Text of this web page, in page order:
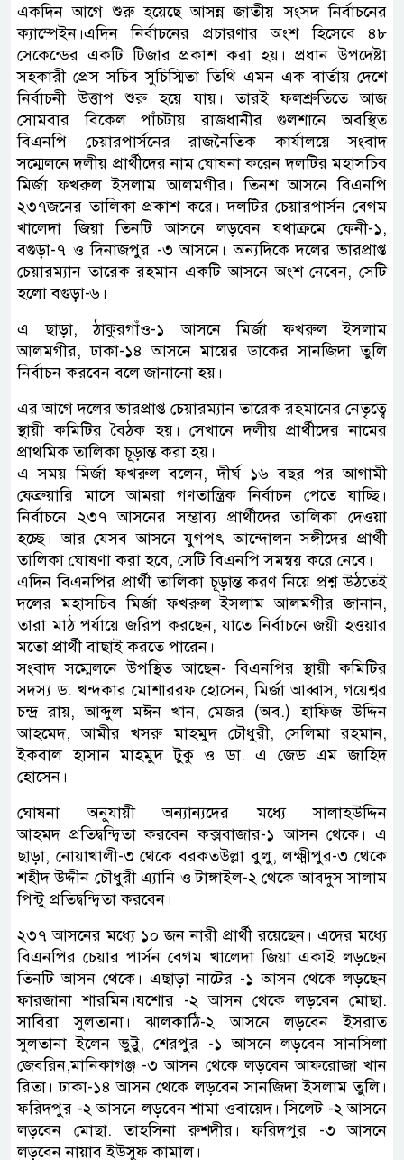
একদিন আগে শুরু হয়েছে আসন্ন জাতীয় সংসদ নির্বাচনের
ক্যাম্পেইন।এদিন নির্বাচনের প্রচারণার অংশ হিসেবে ৪৮
সেকেন্ডের একটি টিজার প্রকাশ করা হয়। প্রধান উপদেষ্টা
সহকারী প্রেস সচিব সুচিস্মিতা তিথি এমন এক বার্তায় দেশে
নির্বাচনী উত্তাপ শুরু হয়ে যায়। তারই ফলশ্রুতিতে আজ
সোমবার বিকেল পাঁচটায় রাজধানীর গুলশানে অবস্থিত
বিএনপি চেয়ারপার্সনের রাজনৈতিক কার্যালয়ে সংবাদ
সম্মেলনে দলীয় প্রার্থীদের নাম ঘোষনা করেন দলটির মহাসচিব
মির্জা ফখরুল ইসলাম আলমগীর। তিনশ আসনে বিএনপি
২৩৭জনের তালিকা প্রকাশ করে। দলটির চেয়ারপার্সন বেগম
খালেদা জিয়া তিনটি আসনে লড়বেন যথাক্রমে ফেনী-১,
বগুড়া-৭ ও দিনাজপুর -৩ আসনে। অন্যদিকে দলের ভারপ্রাপ্ত
চেয়ারম্যান তারেক রহমান একটি আসনে অংশ নেবেন, সেটি
হলো বগুড়া-৬।
এ ছাড়া, ঠাকুরগাঁও-১ আসনে মির্জা ফখরুল ইসলাম
আলমগীর, ঢাকা-১৪ আসনে মায়ের ডাকের সানজিদা তুলি
নির্বাচন করবেন বলে জানানো হয়।
এর আগে দলের ভারপ্রাপ্ত চেয়ারম্যান তারেক রহমানের নেতৃত্বে
স্থায়ী কমিটির বৈঠক হয়। সেখানে দলীয় প্রার্থীদের নামের
প্রাথমিক তালিকা চূড়ান্ত করা হয়।
এ সময় মির্জা ফখরুল বলেন, দীর্ঘ ১৬ বছর পর আগামী
ফেব্রুয়ারি মাসে আমরা গণতান্ত্রিক নির্বাচন পেতে যাচ্ছি।
নির্বাচনে ২৩৭ আসনের সম্ভাব্য প্রার্থীদের তালিকা দেওয়া
হচ্ছে। আর যেসব আসনে যুগপৎ আন্দোলন সঙ্গীদের প্রার্থী
তালিকা ঘোষণা করা হবে, সেটি বিএনপি সমন্বয় করে নেবে।
এদিন বিএনপির প্রার্থী তালিকা চূড়ান্ত করণ নিয়ে প্রশ্ন উঠতেই
দলের মহাসচিব মির্জা ফখরুল ইসলাম আলমগীর জানান,
তারা মাঠ পর্যায়ে জরিপ করছেন, যাতে নির্বাচনে জয়ী হওয়ার
মতো প্রার্থী বাছাই করতে পারেন।
সংবাদ সম্মেলনে উপস্থিত আছেন- বিএনপির স্থায়ী কমিটির
সদস্য ড. খন্দকার মোশাররফ হোসেন, মির্জা আব্বাস, গয়েশ্বর
চন্দ্র রায়, আব্দুল মঈন খান, মেজর (অব.) হাফিজ উদ্দিন
আহমেদ, আমীর খসরু মাহমুদ চৌধুরী, সেলিমা রহমান,
ইকবাল হাসান মাহমুদ টুকু ও ডা. এ জেড এম জাহিদ
হোসেন।
ঘোষনা অনুযায়ী অন্যান্যদের মধ্যে সালাহউদ্দিন
আহমদ প্রতিদ্বন্দ্বিতা করবেন কক্সবাজার-১ আসন থেকে। এ
ছাড়া, নোয়াখালী-৩ থেকে বরকতউল্লা বুলু, লক্ষ্মীপুর-৩ থেকে
শহীদ উদ্দীন চৌধুরী এ্যানি ও টাঙ্গাইল-২ থেকে আবদুস সালাম
পিন্টু প্রতিদ্বন্দ্বিতা করবেন।
২৩৭ আসনের মধ্যে ১০ জন নারী প্রার্থী রয়েছেন। এদের মধ্যে
বিএনপির চেয়ার পার্সন বেগম খালেদা জিয়া একাই লড়ছেন
তিনটি আসন থেকে। এছাড়া নাটের -১ আসন থেকে লড়ছেন
ফারজানা শারমিন।যশোর -২ আসন থেকে লড়বেন মোছা.
সাবিরা সুলতানা। ঝালকাঠি-২ আসনে লড়বেন ইসরাত
সুলতানা ইলেন ভুট্টু, শেরপুর -১ আসনে লড়বেন ‍সানসিলা
জেবরিন,মানিকাগঞ্জ -৩ আসন থেকে লড়বেন আফরোজা খান
রিতা। ঢাকা-১৪ আসন থেকে লড়বেন সানজিদা ইসলাম তুলি।
ফরিদপুর -২ আসনে লড়বেন শামা ওবায়েদ। সিলেট -২ আসনে
লড়বেন মোছা. তাহসিনা রুশদীর। ফরিদপুর -৩ আসনে
লড়বেন নায়াব ইউসুফ কামাল।